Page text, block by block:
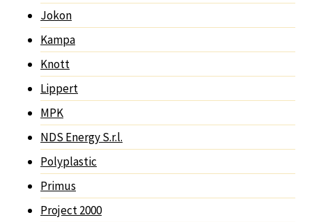
Jokon
Kampa
Knott
Lippert
MPK
NDS Energy S.r.l.
Polyplastic
Primus
Project 2000